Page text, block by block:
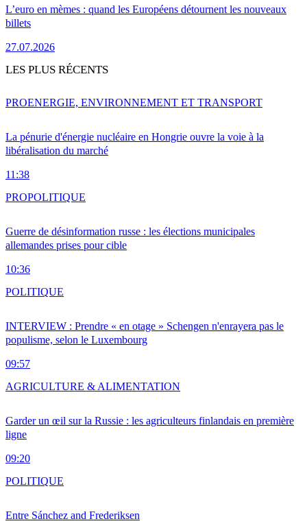
L’euro en mèmes : quand les Européens détournent les nouveaux
billets
27.07.2026
LES PLUS RÉCENTS
La pénurie d'énergie nucléaire en Hongrie ouvre la voie à la
libéralisation du marché
11:38
PROENERGIE, ENVIRONNEMENT ET TRANSPORT
Guerre de désinformation russe : les élections municipales
allemandes prises pour cible
10:36
PROPOLITIQUE
INTERVIEW : Prendre « en otage » Schengen n'enrayera pas le
populisme, selon le Luxembourg
09:57
POLITIQUE
Garder un œil sur la Russie : les agriculteurs finlandais en première
ligne
09:20
AGRICULTURE & ALIMENTATION
Entre Sánchez and Frederiksen
POLITIQUE